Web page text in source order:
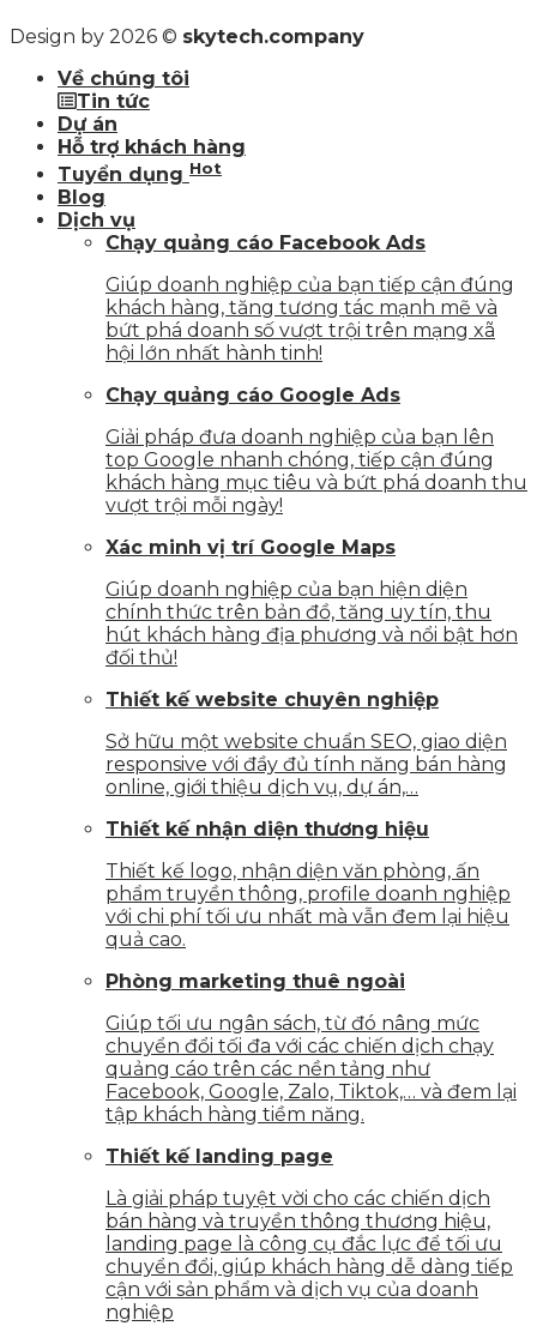
Design by 2026 © skytech.company
Về chúng tôi
Tin tức
Dự án
Hỗ trợ khách hàng
Tuyển dụng Hot
Blog
Dịch vụ
Chạy quảng cáo Facebook Ads
Giúp doanh nghiệp của bạn tiếp cận đúng
khách hàng, tăng tương tác mạnh mẽ và
bứt phá doanh số vượt trội trên mạng xã
hội lớn nhất hành tinh!
Chạy quảng cáo Google Ads
Giải pháp đưa doanh nghiệp của bạn lên
top Google nhanh chóng, tiếp cận đúng
khách hàng mục tiêu và bứt phá doanh thu
vượt trội mỗi ngày!
Xác minh vị trí Google Maps
Giúp doanh nghiệp của bạn hiện diện
chính thức trên bản đồ, tăng uy tín, thu
hút khách hàng địa phương và nổi bật hơn
đối thủ!
Thiết kế website chuyên nghiệp
Sở hữu một website chuẩn SEO, giao diện
responsive với đầy đủ tính năng bán hàng
online, giới thiệu dịch vụ, dự án,…
Thiết kế nhận diện thương hiệu
Thiết kế logo, nhận diện văn phòng, ấn
phẩm truyền thông, profile doanh nghiệp
với chi phí tối ưu nhất mà vẫn đem lại hiệu
quả cao.
Phòng marketing thuê ngoài
Giúp tối ưu ngân sách, từ đó nâng mức
chuyển đổi tối đa với các chiến dịch chạy
quảng cáo trên các nền tảng như
Facebook, Google, Zalo, Tiktok,… và đem lại
tập khách hàng tiềm năng.
Thiết kế landing page
Là giải pháp tuyệt vời cho các chiến dịch
bán hàng và truyền thông thương hiệu,
landing page là công cụ đắc lực để tối ưu
chuyển đổi, giúp khách hàng dễ dàng tiếp
cận với sản phẩm và dịch vụ của doanh
nghiệp